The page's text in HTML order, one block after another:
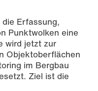
Erfassung,
Punktwolken eine
wird jetzt zur
Objektoberflächen
im Bergbau
Ziel ist die